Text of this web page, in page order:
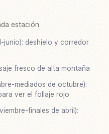
estación
junio): deshielo y corredor
fresco de alta montaña
mediados de octubre):
ver el follaje rojo
finales de abril):